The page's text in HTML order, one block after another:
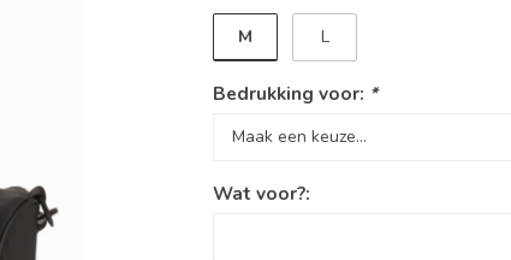
M L
Bedrukking voor: *
Wat voor?: